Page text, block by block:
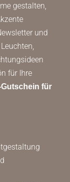
gestalten,
und
für Ihre
für